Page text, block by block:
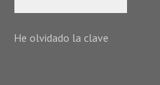
He olvidado la clave